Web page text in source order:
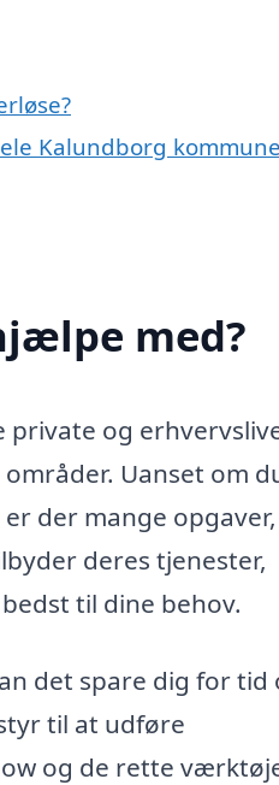
Kalundborg kommune
med?
og
Uanset om
der mange
deres tjenester,
til dine behov.
det spare dig for tid
til at udføre
og de rette